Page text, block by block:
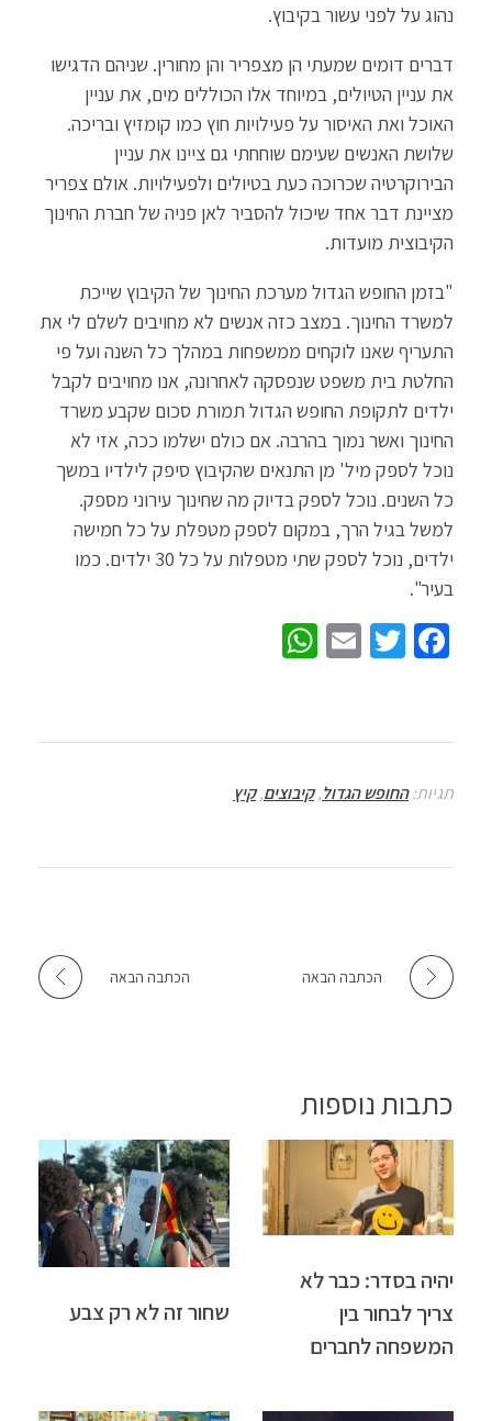
נהוג על לפני עשור בקיבוץ.
דברים דומים שמעתי הן מצפריר והן מחורין. שניהם הדגישו
את עניין הטיולים, במיוחד אלו הכוללים מים, את עניין
האוכל ואת האיסור על פעילויות חוץ כמו קומזיץ ובריכה.
שלושת האנשים שעימם שוחחתי גם ציינו את עניין
הבירוקרטיה שכרוכה כעת בטיולים ולפעילויות. אולם צפריר
מציינת דבר אחד שיכול להסביר לאן פניה של חברת החינוך
הקיבוצית מועדות.
"בזמן החופש הגדול מערכת החינוך של הקיבוץ שייכת
למשרד החינוך. במצב כזה אנשים לא מחויבים לשלם לי את
התעריף שאנו לוקחים ממשפחות במהלך כל השנה ועל פי
החלטת בית משפט שנפסקה לאחרונה, אנו מחויבים לקבל
ילדים לתקופת החופש הגדול תמורת סכום שקבע משרד
החינוך ואשר נמוך בהרבה. אם כולם ישלמו ככה, אזי לא
נוכל לספק מיל' מן התנאים שהקיבוץ סיפק לילדיו במשך
כל השנים. נוכל לספק בדיוק מה שחינוך עירוני מספק.
למשל בגיל הרך, במקום לספק מטפלת על כל חמישה
ילדים, נוכל לספק שתי מטפלות על כל 30 ילדים. כמו
בעיר".
Fa
o
o
k
T
er
E
sA
p
p
תגיות:החופש הגדול,קיבוצים,קיץ
הכתבה הבאה הכתבה הבאה
כתבות נוספות
יהיה בסדר: כבר לא
צריך לבחור בין
המשפחה לחברים
שחור זה לא רק צבע